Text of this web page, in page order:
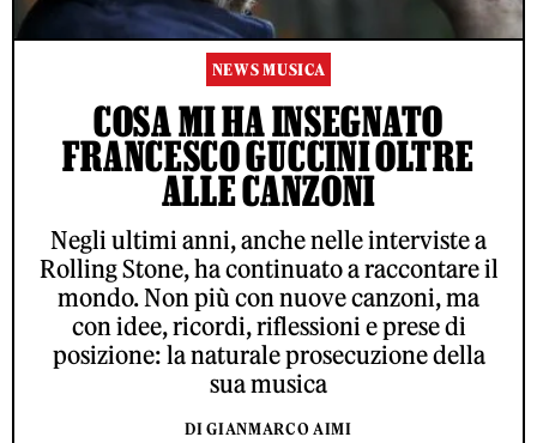
NEWS MUSICA
COSA MI HA INSEGNATO
FRANCESCO GUCCINI OLTRE
ALLE CANZONI
Negli ultimi anni, anche nelle interviste a
Rolling Stone, ha continuato a raccontare il
mondo. Non più con nuove canzoni, ma
con idee, ricordi, riflessioni e prese di
posizione: la naturale prosecuzione della
sua musica
DI GIANMARCO AIMI